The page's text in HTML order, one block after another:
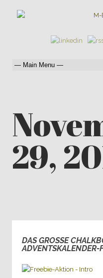
29,
DAS GROSSE
DVENTSKALENDER-